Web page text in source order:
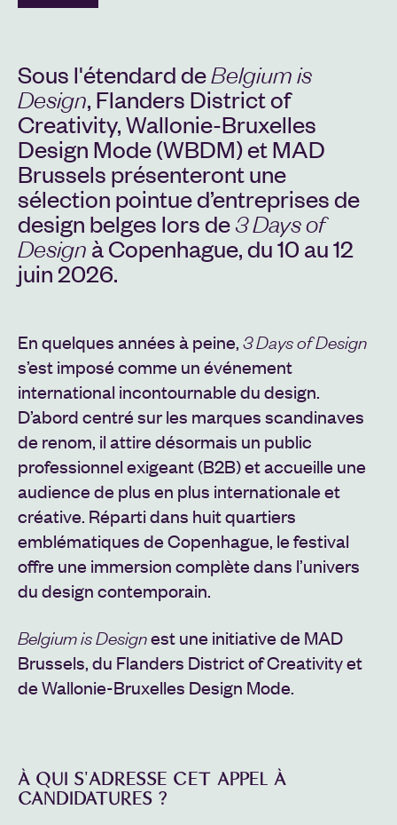
Sous l'étendard deBelgium is
Design, Flanders District of
Creativity, Wallonie-Bruxelles
Design Mode (WBDM) et MAD
Brussels présenteront une
sélection pointue d’entreprises de
design belges lors de3 Days of
Design à Copenhague, du 10 au 12
juin 2026.
En quelques années à peine, 3 Days of Design
s’est imposé comme un événement
international incontournable du design.
D’abord centré sur les marques scandinaves
de renom, il attire désormais un public
professionnel exigeant (B2B) et accueille une
audience de plus en plus internationale et
créative. Réparti dans huit quartiers
emblématiques de Copenhague, le festival
offre une immersion complète dans l’univers
du design contemporain.
Belgium is Designest une initiative de MAD
Brussels, du Flanders District of Creativity et
de Wallonie-Bruxelles Design Mode.
À QUI S'ADRESSE CET APPEL À
CANDIDATURES ?